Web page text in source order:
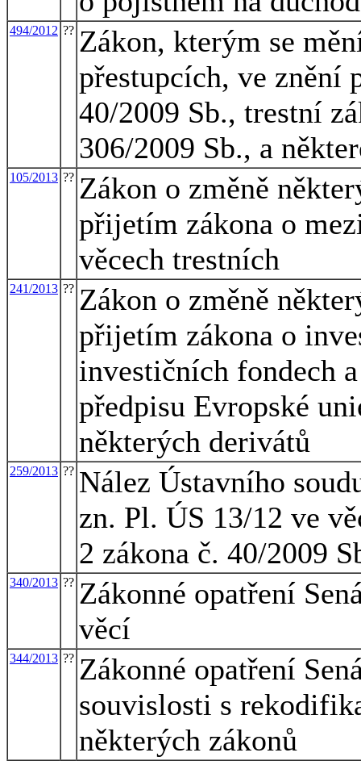
494/2012 ?? Zákon, kterým se
přestupcích, ve znění
40/2009 Sb., trestní
306/2009 Sb., a
105/2013 ?? Zákon o změně
přijetím zákona o
věcech trestních
241/2013 ?? Zákon o změně
přijetím zákona o
investičních fondech
předpisu Evropské
některých derivátů
259/2013 ?? Nález Ústavního
zn. Pl. ÚS 13/12 ve
2 zákona č. 40/2009
340/2013 ?? Zákonné opatření
věcí
344/2013 ?? Zákonné opatření
souvislosti s
některých zákonů